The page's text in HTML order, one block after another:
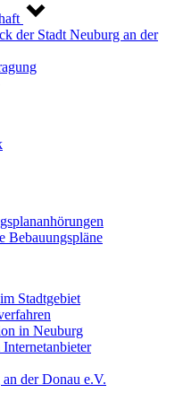
der Stadt Neuburg an der
Bebauungspläne
Stadtgebiet
in Neuburg
der Donau e.V.